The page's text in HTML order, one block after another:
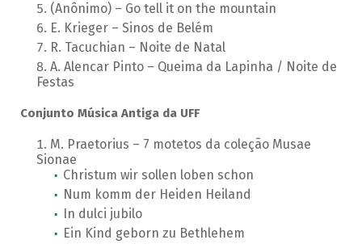
(Anônimo) – Go tell it on the mountain
E. Krieger – Sinos de Belém
R. Tacuchian – Noite de Natal
A. Alencar Pinto – Queima da Lapinha / Noite de
Festas
Conjunto Música Antiga da UFF
M. Praetorius – 7 motetos da coleção Musae
Sionae
Christum wir sollen loben schon
Num komm der Heiden Heiland
In dulci jubilo
Ein Kind geborn zu Bethlehem